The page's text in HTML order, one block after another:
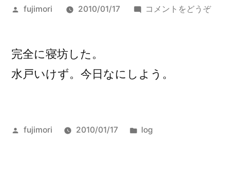
投
fujimori 2010/01/17 コメントをどうぞ()
完全に寝坊した。
水戸いけず。今日なにしよう。
投
fujimori 2010/01/17
カ
log